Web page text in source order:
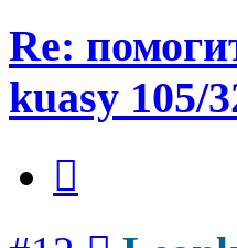
Re:
kuasy 105/